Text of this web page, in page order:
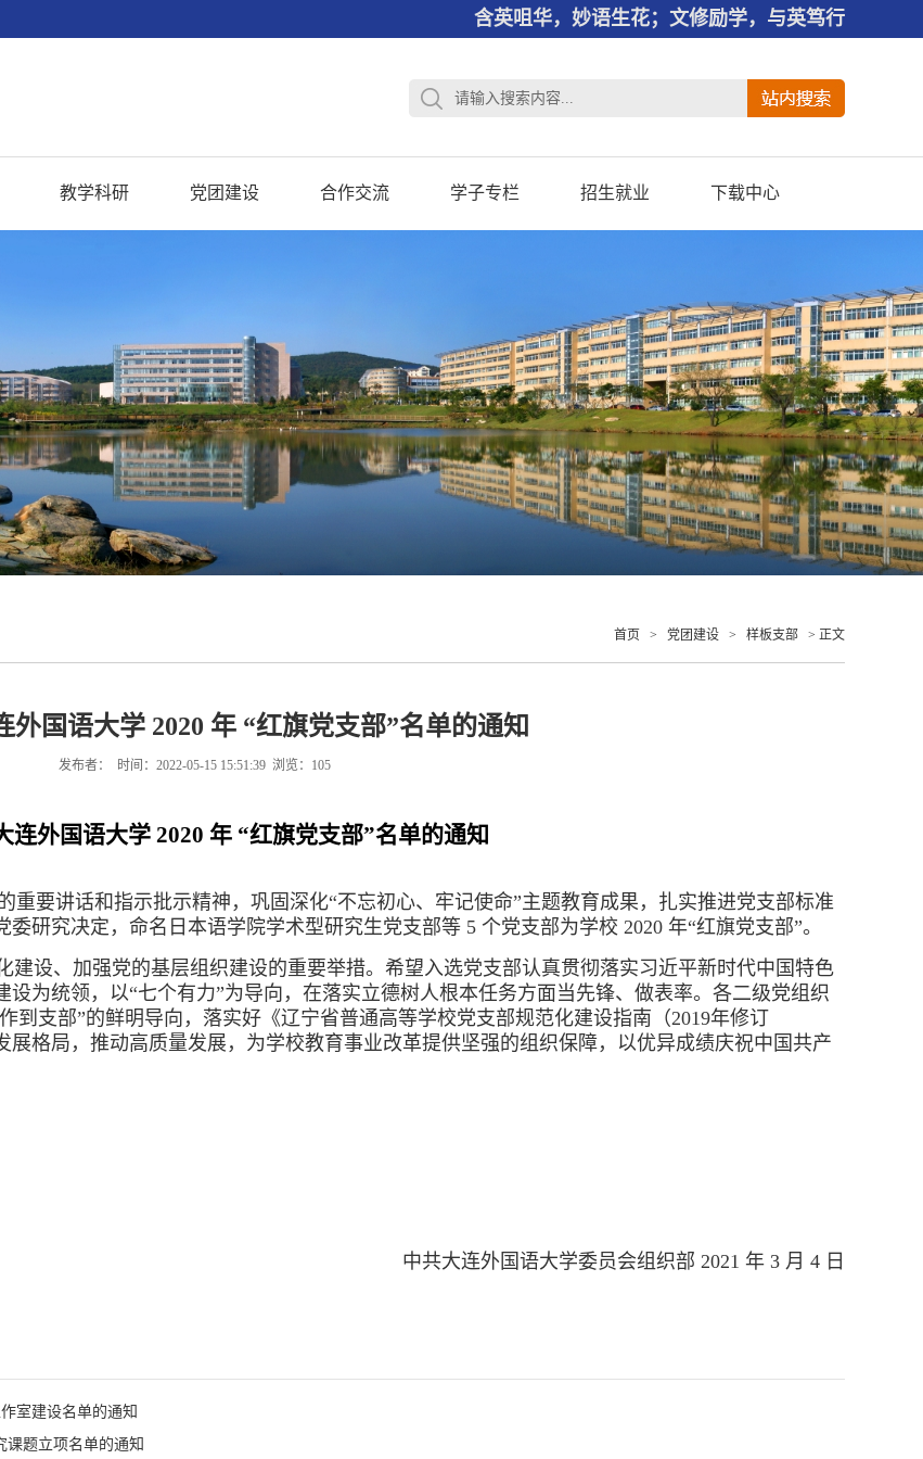
含英咀华，妙语生花；文修励学，与英笃行
教学科研 党团建设 合作交流 学子专栏 招生就业 下载中心
首页 > 党团建设 > 样板支部 > 正文
外国语大学 2020 年 “红旗党支部”名单的通知
发布者： 时间：2022-05-15 15:51:39 浏览： 105
连外国语大学2020 年“红旗党支部”名单的通知
重要讲话和指示批示精神，巩固深化“不忘初心、牢记使命”主题教育成果，扎实推进党支部标准
研究决定，命名日本语学院学术型研究生党支部等 5 个党支部为学校 2020 年“红旗党支部”。
建设、加强党的基层组织建设的重要举措。希望入选党支部认真贯彻落实习近平新时代中国特色
为统领，以“七个有力”为导向，在落实立德树人根本任务方面当先锋、做表率。各二级党组织
到支部”的鲜明导向，落实好《辽宁省普通高等学校党支部规范化建设指南（2019年修订
格局，推动高质量发展，为学校教育事业改革提供坚强的组织保障，以优异成绩庆祝中国共产
中共大连外国语大学委员会组织部 2021 年 3 月 4 日
室建设名单的通知
课题立项名单的通知